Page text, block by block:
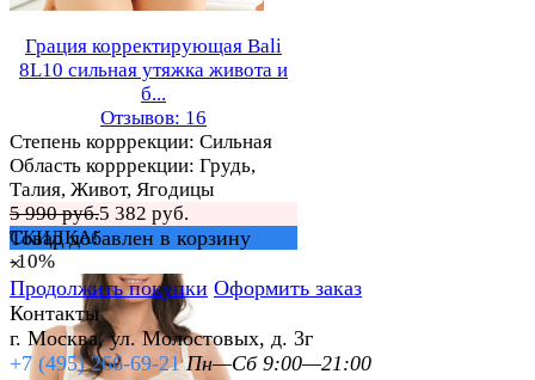
Грация корректирующая Bali
8L10 сильная утяжка живота и
б...
Отзывов: 16
Степень корррекции: Сильная
Область корррекции: Грудь,
Талия, Живот, Ягодицы
5 990 руб.5 382 руб.
СКИДКА!
-10%
Товар добавлен в корзину
×
Продолжить покупки Оформить заказ
Контакты
г. Москва, ул. Молостовых, д. 3г
+7 (495) 266-69-21 Пн—Сб 9:00—21:00